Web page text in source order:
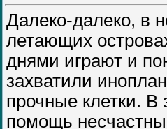
Далеко-далеко, в
летающих
днями играют и
захватили
прочные клетки. В
помощь